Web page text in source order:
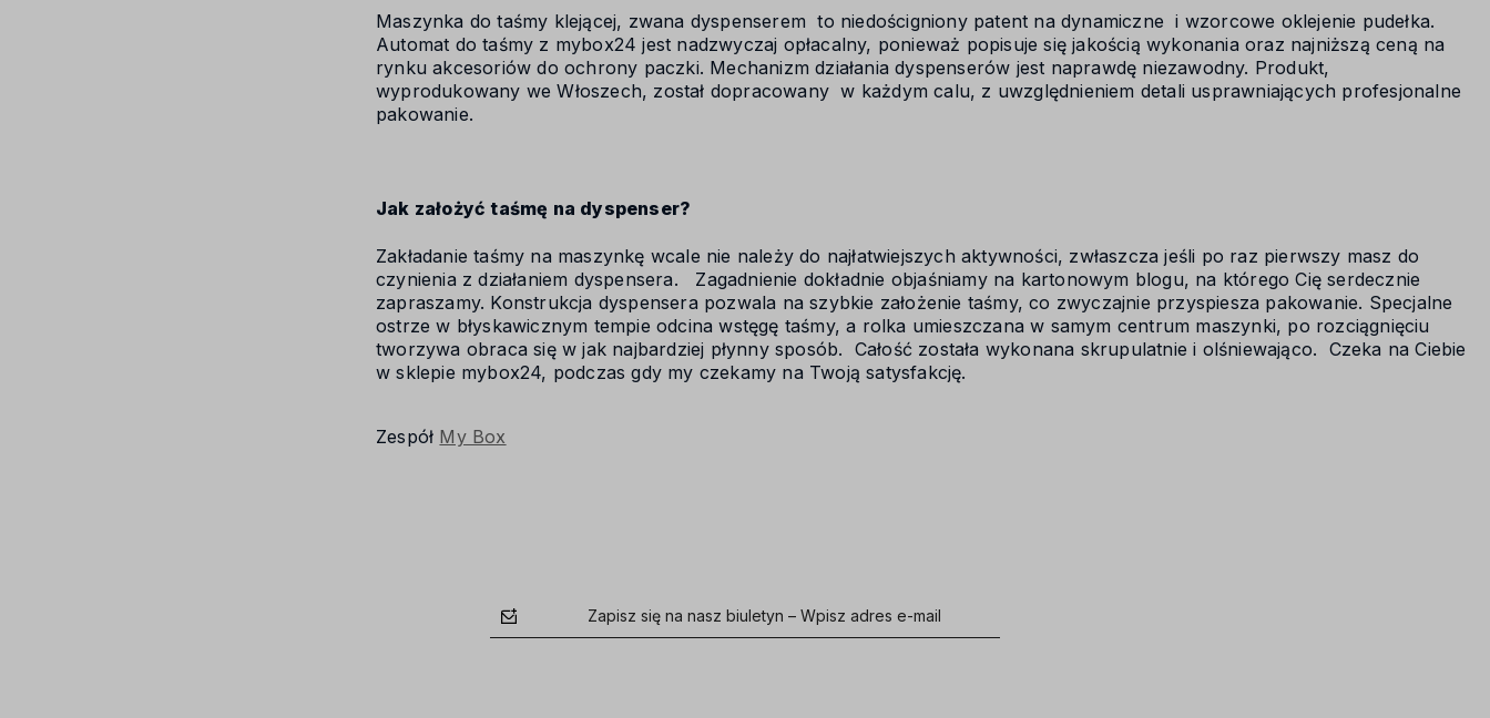
Maszynka do taśmy klejącej, zwana dyspenserem to niedościgniony patent na dynamiczne i wzorcowe oklejenie pudełka.
Automat do taśmy z mybox24 jest nadzwyczaj opłacalny, ponieważ popisuje się jakością wykonania oraz najniższą ceną na
rynku akcesoriów do ochrony paczki. Mechanizm działania dyspenserów jest naprawdę niezawodny. Produkt,
wyprodukowany we Włoszech, został dopracowany w każdym calu, z uwzględnieniem detali usprawniających profesjonalne
pakowanie.
Jak założyć taśmę na dyspenser?
Zakładanie taśmy na maszynkę wcale nie należy do najłatwiejszych aktywności, zwłaszcza jeśli po raz pierwszy masz do
czynienia z działaniem dyspensera. Zagadnienie dokładnie objaśniamy na kartonowym blogu, na którego Cię serdecznie
zapraszamy. Konstrukcja dyspensera pozwala na szybkie założenie taśmy, co zwyczajnie przyspiesza pakowanie. Specjalne
ostrze w błyskawicznym tempie odcina wstęgę taśmy, a rolka umieszczana w samym centrum maszynki, po rozciągnięciu
tworzywa obraca się w jak najbardziej płynny sposób. Całość została wykonana skrupulatnie i olśniewająco. Czeka na Ciebie
w sklepie mybox24, podczas gdy my czekamy na Twoją satysfakcję.
Zespół My Box
Zapisz się na nasz biuletyn – Wpisz adres e-mail